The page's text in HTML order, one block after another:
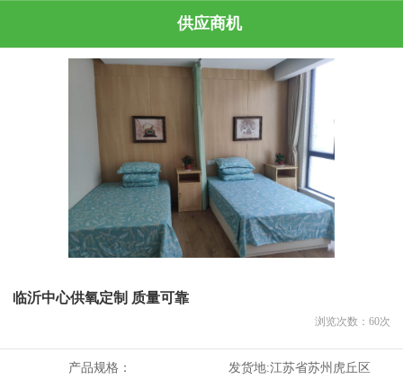
供应商机
临沂中心供氧定制 质量可靠
浏览次数： 60次
产品规格： 发货地:江苏省苏州虎丘区